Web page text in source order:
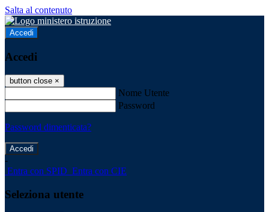
Salta al contenuto
Accedi
Accedi
button close ×
Nome Utente
Password
Password dimenticata?
-
Entra con SPID Entra con CIE
Seleziona utente